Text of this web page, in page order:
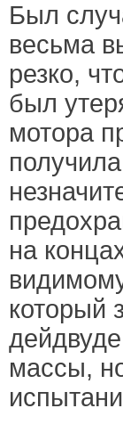
Был
весьма
резко,
был
мотора
на
который
массы,